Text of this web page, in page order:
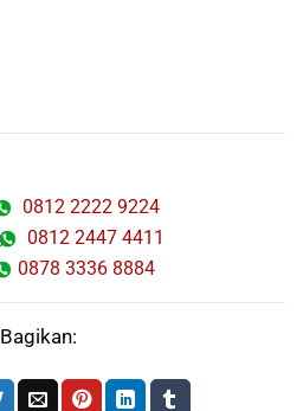
0812 2222 9224
0812 2447 4411
0878 3336 8884
Bagikan: